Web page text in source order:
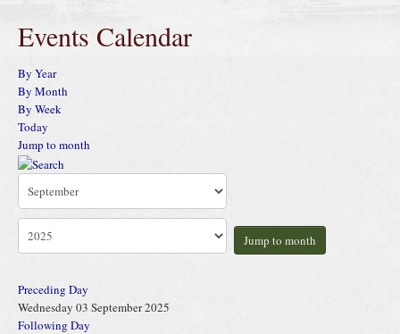
Events Calendar
By Year
By Month
By Week
Today
Jump to month
Jump to month
Preceding Day
Wednesday 03 September 2025
Following Day